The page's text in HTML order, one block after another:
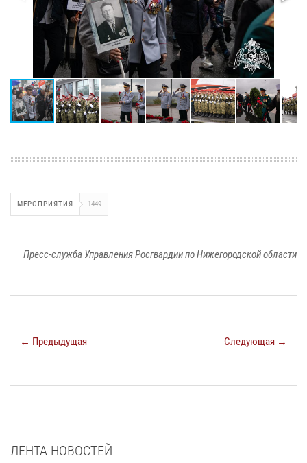
МЕРОПРИЯТИЯ 1449
Пресс-служба Управления Росгвардии по Нижегородской области
← Предыдущая Следующая →
ЛЕНТА НОВОСТЕЙ